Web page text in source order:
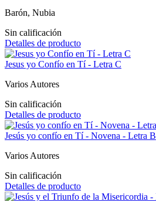
Barón, Nubia
Sin calificación
Detalles de producto
Jesus yo Confío en Tí - Letra C
Varios Autores
Sin calificación
Detalles de producto
Jesús yo confío en Tí - Novena - Letra B
Varios Autores
Sin calificación
Detalles de producto